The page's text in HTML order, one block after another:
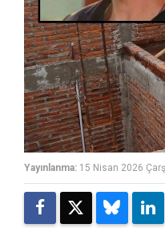
Yayınlanma: 15 Nisan 2026